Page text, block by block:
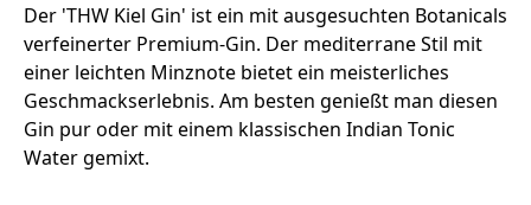
Der 'THW Kiel Gin' ist ein mit ausgesuchten Botanicals
verfeinerter Premium-Gin. Der mediterrane Stil mit
einer leichten Minznote bietet ein meisterliches
Geschmackserlebnis. Am besten genießt man diesen
Gin pur oder mit einem klassischen Indian Tonic
Water gemixt.